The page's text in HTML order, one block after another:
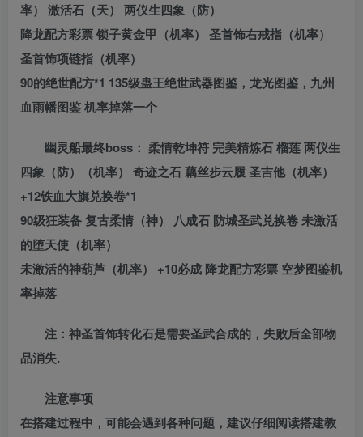
率） 激活石（天） 两仪生四象（防）
降龙配方彩票 锁子黄金甲（机率） 圣首饰右戒指（机率）
圣首饰项链指（机率）
90的绝世配方*1 135级蛊王绝世武器图鉴，龙光图鉴，九州
血雨幡图鉴 机率掉落一个
幽灵船最终boss： 柔情乾坤符 完美精炼石 榴莲 两仪生
四象（防）（机率） 奇迹之石 藕丝步云履 圣吉他（机率）
+12铁血大旗兑换卷*1
90级狂装备 复古柔情（神） 八成石 防城圣武兑换卷 未激活
的堕天使（机率）
未激活的神葫芦（机率） +10必成 降龙配方彩票 空梦图鉴机
率掉落
注：神圣首饰转化石是需要圣武合成的，失败后全部物
品消失.
注意事项
在搭建过程中，可能会遇到各种问题，建议仔细阅读搭建教